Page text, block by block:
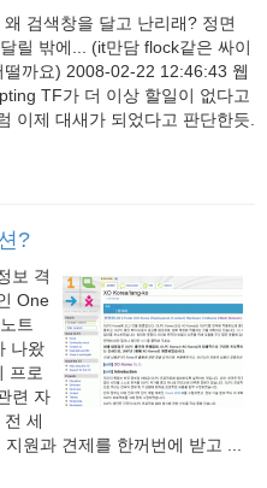
검색창을 달고 난리래? 정면
릴 밖에... (it만담 flock같은 싸이
까요) 2008-02-22 12:46:43 웹
TF가 더 이상 할일이 없다고
이제 대새가 되었다고 판단한듯.
?
보 격
One
트
나왔
프로
련 자
세
원과 견제를 한꺼번에 받고 ...